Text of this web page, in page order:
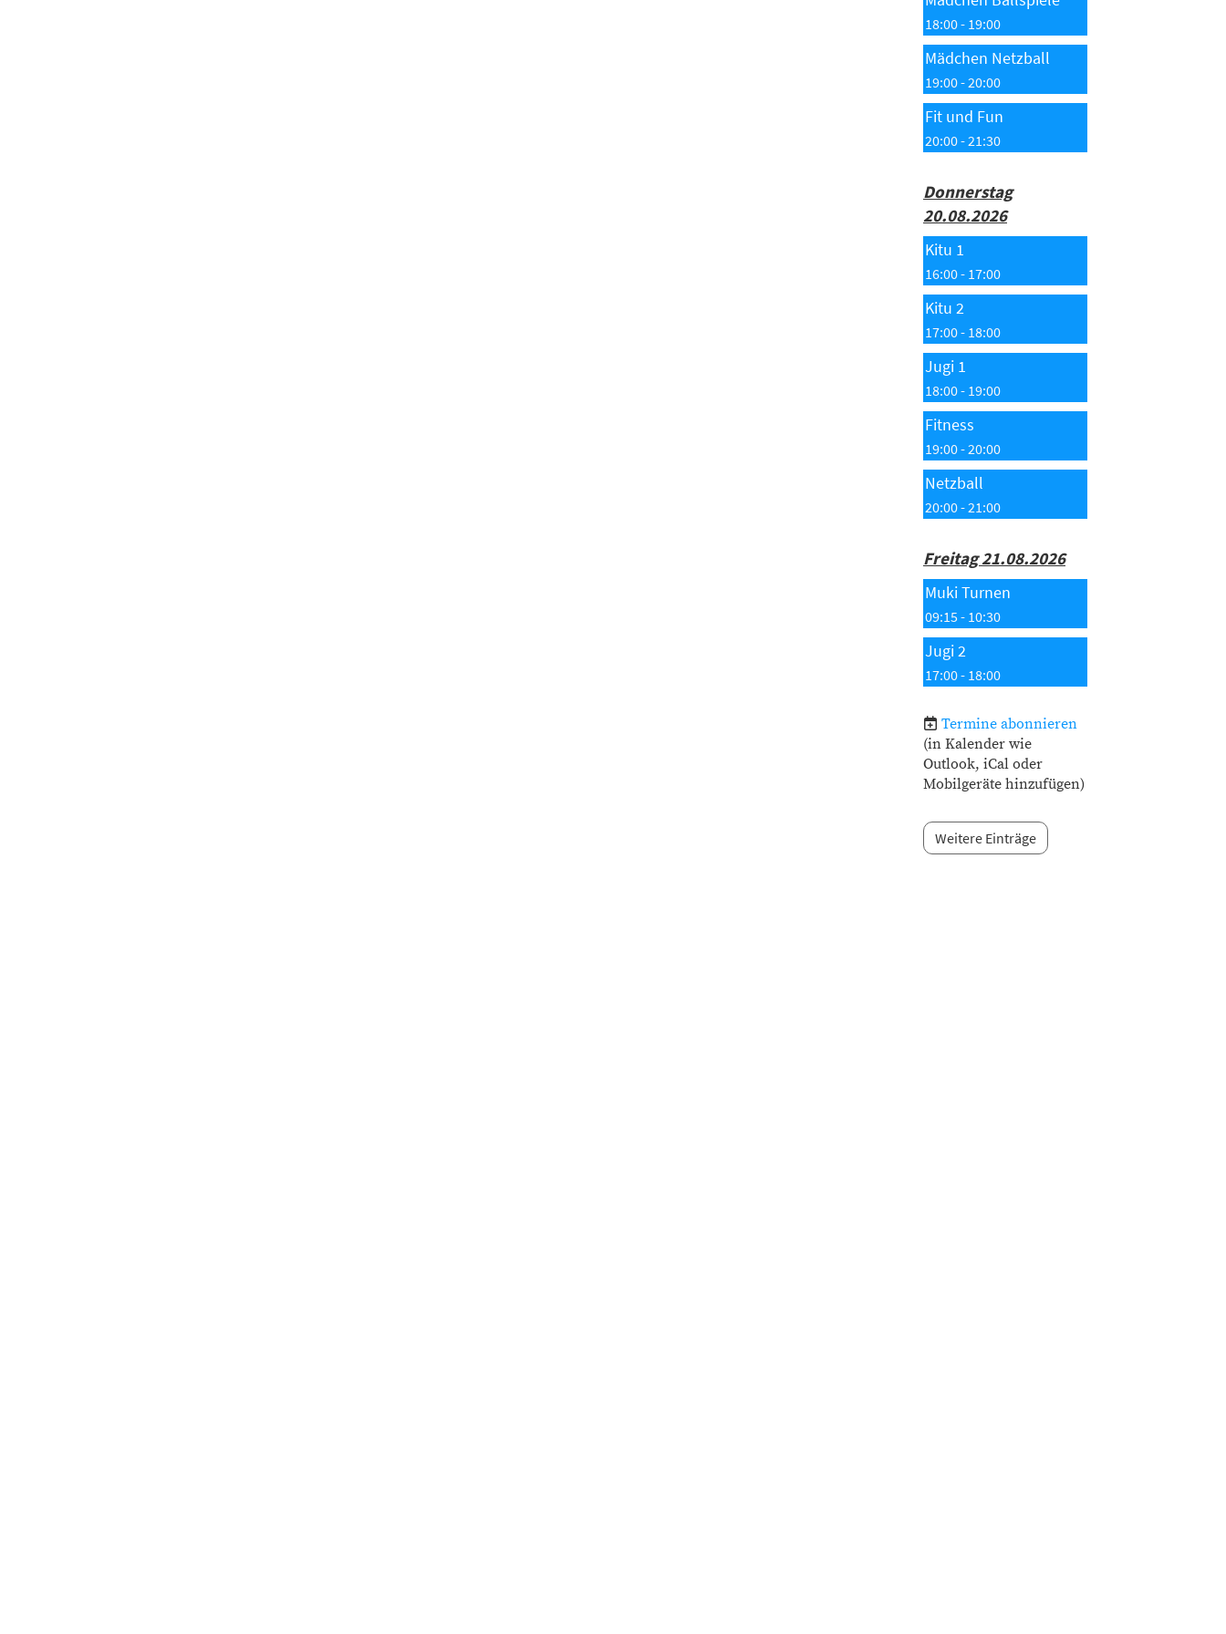
18:00 - 19:00
Mädchen Netzball
19:00 - 20:00
Fit und Fun
20:00 - 21:30
Donnerstag
20.08.2026
Kitu 1
16:00 - 17:00
Kitu 2
17:00 - 18:00
Jugi 1
18:00 - 19:00
Fitness
19:00 - 20:00
Netzball
20:00 - 21:00
Freitag 21.08.2026
Muki Turnen
09:15 - 10:30
Jugi 2
17:00 - 18:00
Termine abonnieren
(in Kalender wie
Outlook, iCal oder
Mobilgeräte hinzufügen)
Weitere Einträge